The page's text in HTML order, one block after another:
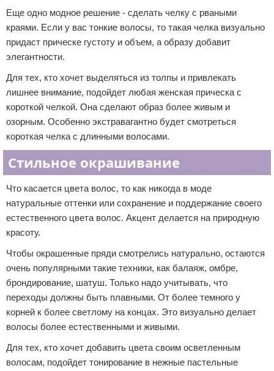
Еще одно модное решение - сделать челку с рваными
краями. Если у вас тонкие волосы, то такая челка визуально
придаст прическе густоту и объем, а образу добавит
элегантности.
Для тех, кто хочет выделяться из толпы и привлекать
лишнее внимание, подойдет любая женская прическа с
короткой челкой. Она сделают образ более живым и
озорным. Особенно экстравагантно будет смотреться
короткая челка с длинными волосами.
Стильное окрашивание
Что касается цвета волос, то как никогда в моде
натуральные оттенки или сохранение и поддержание своего
естественного цвета волос. Акцент делается на природную
красоту.
Чтобы окрашенные пряди смотрелись натурально, остаются
очень популярными такие техники, как балаяж, омбре,
брондирование, шатуш. Только надо учитывать, что
переходы должны быть плавными. От более темного у
корней к более светлому на концах. Это визуально делает
волосы более естественными и живыми.
Для тех, кто хочет добавить цвета своим осветленным
волосам, подойдет тонирование в нежные пастельные